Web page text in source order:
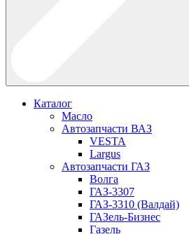
Каталог
Масло
Автозапчасти ВАЗ
VESTA
Largus
Автозапчасти ГАЗ
Волга
ГАЗ-3307
ГАЗ-3310 (Валдай)
ГАЗель-Бизнес
Газель